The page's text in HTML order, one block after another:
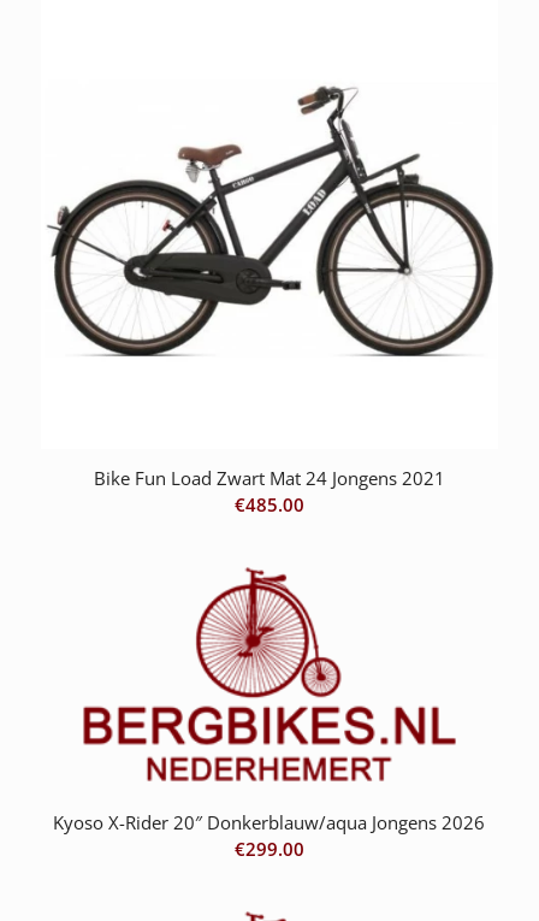
Bike Fun Load Zwart Mat 24 Jongens 2021
€485.00
Kyoso X-Rider 20″ Donkerblauw/aqua Jongens 2026
€299.00